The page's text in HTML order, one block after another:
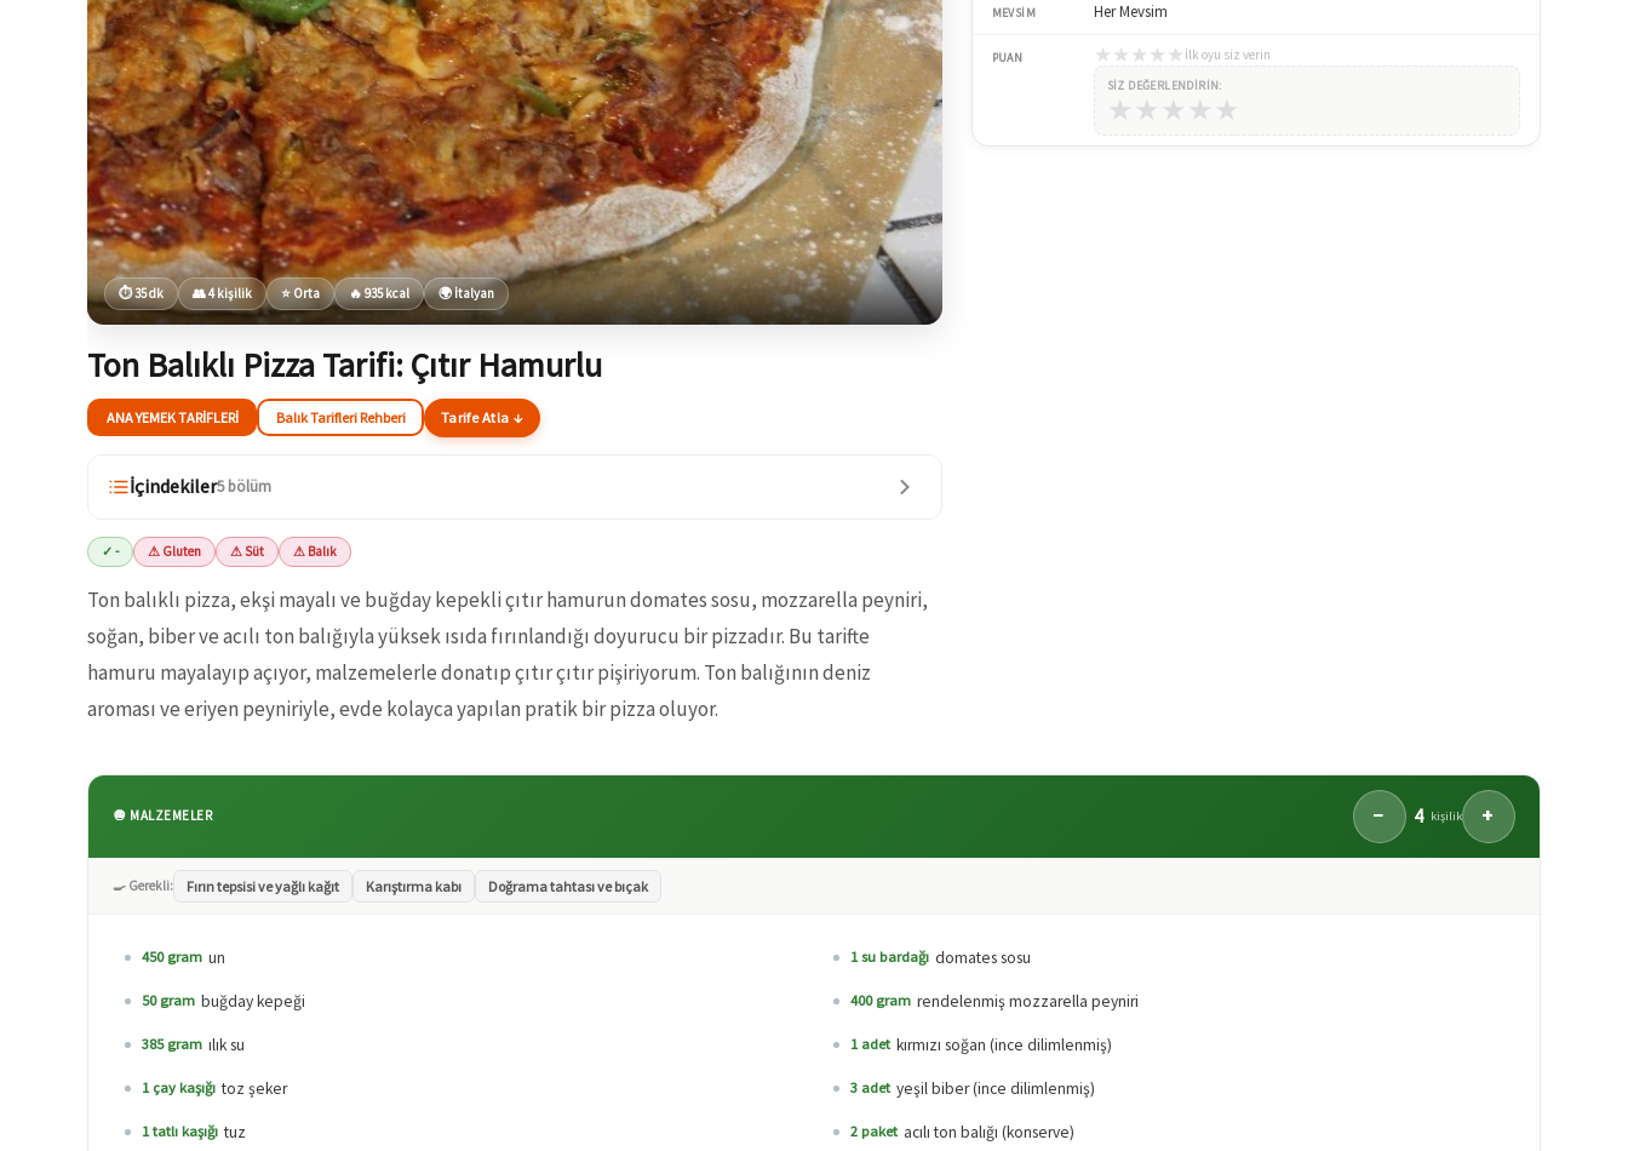
⏱ 35 dk 👥 4 kişilik ⭐ Orta 🔥 935 kcal 🌍 İtalyan
Ton Balıklı Pizza Tarifi: Çıtır Hamurlu
ANA YEMEK TARIFLERI Balık Tarifleri Rehberi Tarife Atla ↓
İçindekiler5 bölüm
✓ - ⚠ Gluten ⚠ Süt ⚠ Balık
Ton balıklı pizza, ekşi mayalı ve buğday kepekli çıtır hamurun domates sosu, mozzarella peyniri,
soğan, biber ve acılı ton balığıyla yüksek ısıda fırınlandığı doyurucu bir pizzadır. Bu tarifte
hamuru mayalayıp açıyor, malzemelerle donatıp çıtır çıtır pişiriyorum. Ton balığının deniz
aroması ve eriyen peyniriyle, evde kolayca yapılan pratik bir pizza oluyor.
MEVSIM Her Mevsim
PUAN ★ ★ ★ ★ ★ İlk oyu siz verin
SIZ DEĞERLENDIRIN:
★ ★ ★ ★ ★
🧅 MALZEMELER − 4 kişilik +
🍳 Gerekli: Fırın tepsisi ve yağlı kağıt Karıştırma kabı Doğrama tahtası ve bıçak
450 gram un
50 gram buğday kepeği
385 gram ılık su
1 çay kaşığı toz şeker
1 tatlı kaşığı tuz
1 su bardağı domates sosu
400 gram rendelenmiş mozzarella peyniri
1 adet kırmızı soğan (ince dilimlenmiş)
3 adet yeşil biber (ince dilimlenmiş)
2 paket acılı ton balığı (konserve)